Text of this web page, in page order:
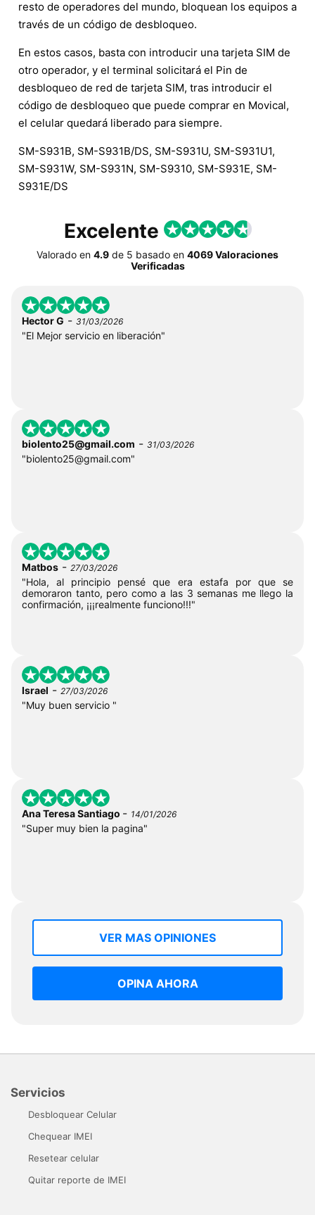
resto de operadores del mundo, bloquean los equipos a
través de un código de desbloqueo.
En estos casos, basta con introducir una tarjeta SIM de
otro operador, y el terminal solicitará el Pin de
desbloqueo de red de tarjeta SIM, tras introducir el
código de desbloqueo que puede comprar en Movical,
el celular quedará liberado para siempre.
SM-S931B, SM-S931B/DS, SM-S931U, SM-S931U1,
SM-S931W, SM-S931N, SM-S9310, SM-S931E, SM-
S931E/DS
Excelente
Valorado en 4.9 de 5 basado en 4069 Valoraciones
Verificadas
Hector G - 31/03/2026
"El Mejor servicio en liberación"
biolento25@gmail.com - 31/03/2026
"biolento25@gmail.com"
Matbos - 27/03/2026
"Hola, al principio pensé que era estafa por que se
demoraron tanto, pero como a las 3 semanas me llego la
confirmación, ¡¡¡realmente funciono!!!"
Israel - 27/03/2026
"Muy buen servicio "
Ana Teresa Santiago - 14/01/2026
"Super muy bien la pagina"
VER MAS OPINIONES
OPINA AHORA
Servicios
Desbloquear Celular
Chequear IMEI
Resetear celular
Quitar reporte de IMEI